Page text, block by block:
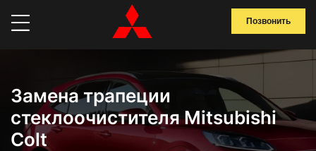
Позвонить
Замена трапеции
стеклоочистителя Mitsubishi
Colt